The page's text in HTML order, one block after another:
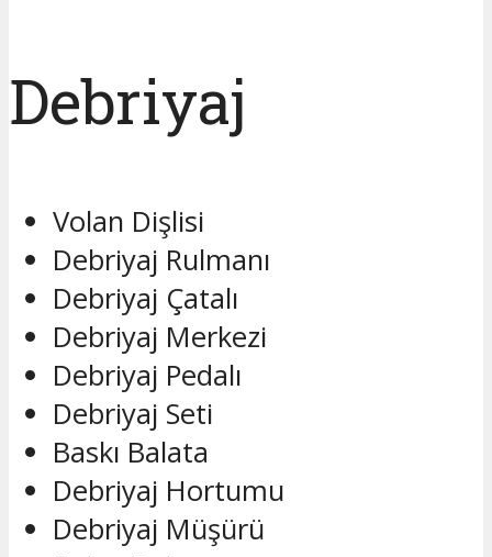
Debriyaj
Volan Dişlisi
Debriyaj Rulmanı
Debriyaj Çatalı
Debriyaj Merkezi
Debriyaj Pedalı
Debriyaj Seti
Baskı Balata
Debriyaj Hortumu
Debriyaj Müşürü